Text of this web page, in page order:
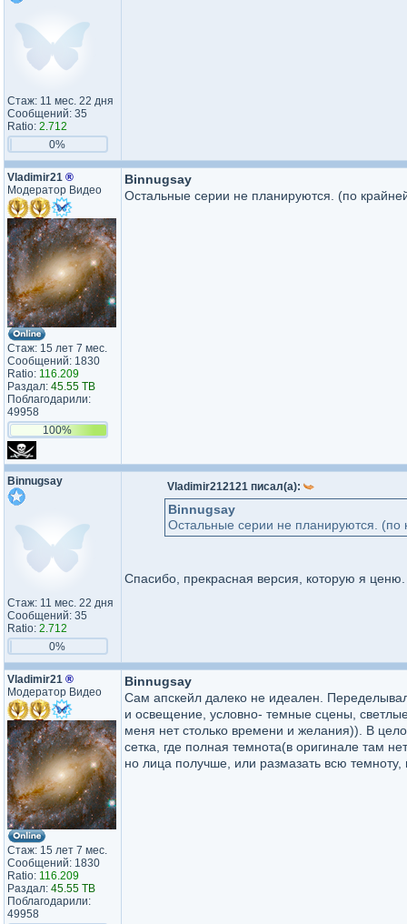
Стаж: 11 мес. 22 дня
Сообщений: 35
Ratio: 2.712
0%
Vladimir21 ®
Модератор Видео
Стаж: 15 лет 7 мес.
Сообщений: 1830
Ratio: 116.209
Раздал: 45.55 TB
Поблагодарили:
49958
100%
Binnugsay
Остальные серии не планируются. (по
Binnugsay
Стаж: 11 мес. 22 дня
Сообщений: 35
Ratio: 2.712
0%
Vladimir212121 писал(а):
Binnugsay
Остальные серии не планируются. (по
Спасибо, прекрасная версия, которую я ценю.
Vladimir21 ®
Модератор Видео
Стаж: 15 лет 7 мес.
Сообщений: 1830
Ratio: 116.209
Раздал: 45.55 TB
Поблагодарили:
49958
Binnugsay
Сам апскейл далеко не идеален.
и освещение, условно- темные сцены,
меня нет столько времени и желания)). В
сетка, где полная темнота(в оригинале там
но лица получше, или размазать всю темноту,